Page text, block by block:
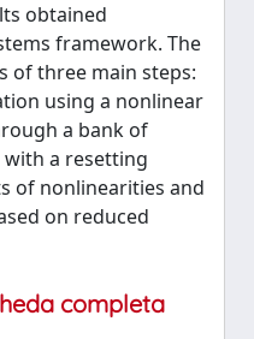
obtained
framework. The
of three main steps:
using a nonlinear
a bank of
a resetting
of nonlinearities and
on reduced
completa